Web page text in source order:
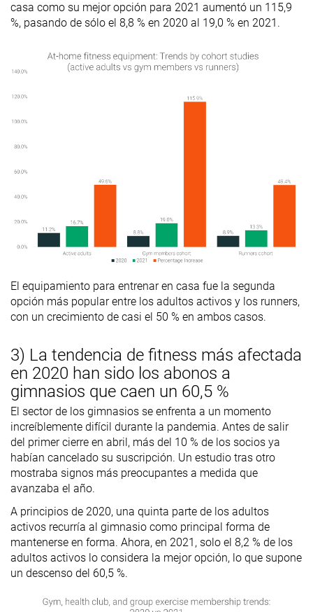
casa como su mejor opción para 2021 aumentó un 115,9
%, pasando de sólo el 8,8 % en 2020 al 19,0 % en 2021.
El equipamiento para entrenar en casa fue la segunda
opción más popular entre los adultos activos y los runners,
con un crecimiento de casi el 50 % en ambos casos.
3) La tendencia de fitness más afectada
en 2020 han sido los abonos a
gimnasios que caen un 60,5 %
El sector de los gimnasios se enfrenta a un momento
increíblemente difícil durante la pandemia. Antes de salir
del primer cierre en abril, más del 10 % de los socios ya
habían cancelado su suscripción. Un estudio tras otro
mostraba signos más preocupantes a medida que
avanzaba el año.
A principios de 2020, una quinta parte de los adultos
activos recurría al gimnasio como principal forma de
mantenerse en forma. Ahora, en 2021, solo el 8,2 % de los
adultos activos lo considera la mejor opción, lo que supone
un descenso del 60,5 %.